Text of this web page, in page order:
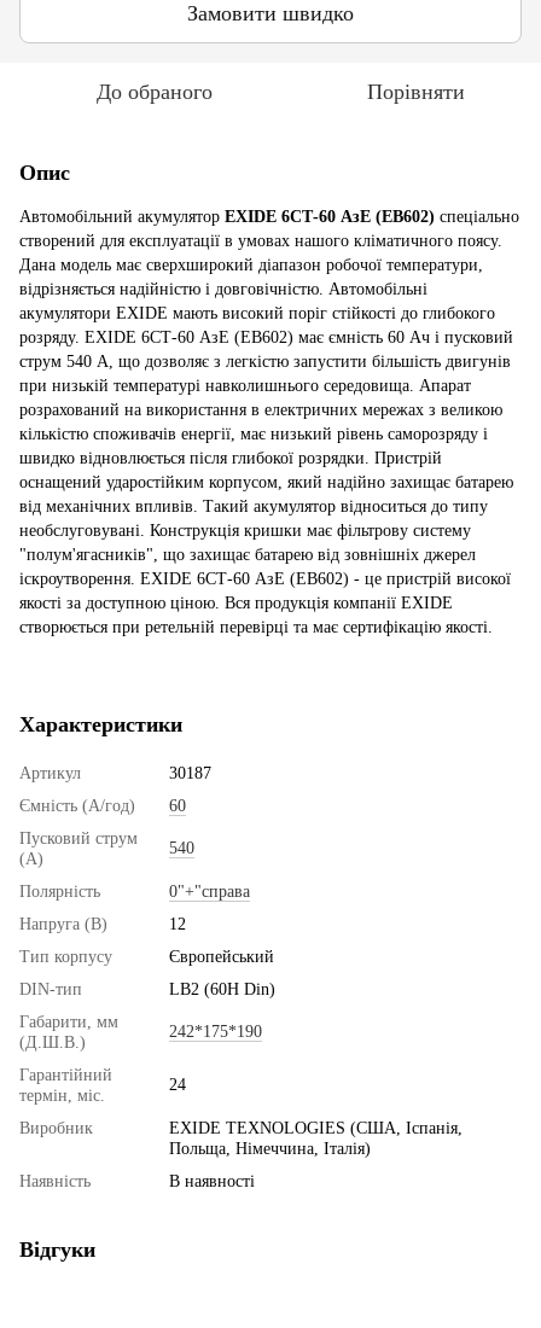
Замовити швидко
До обраного Порівняти
Опис
Автомобільний акумулятор EXIDE 6СТ-60 АзЕ (EB602) спеціально
створений для експлуатації в умовах нашого кліматичного поясу.
Дана модель має сверхширокий діапазон робочої температури,
відрізняється надійністю і довговічністю. Автомобільні
акумулятори EXIDE мають високий поріг стійкості до глибокого
розряду. EXIDE 6СТ-60 АзЕ (EB602) має ємність 60 Ач і пусковий
струм 540 А, що дозволяє з легкістю запустити більшість двигунів
при низькій температурі навколишнього середовища. Апарат
розрахований на використання в електричних мережах з великою
кількістю споживачів енергії, має низький рівень саморозряду і
швидко відновлюється після глибокої розрядки. Пристрій
оснащений ударостійким корпусом, який надійно захищає батарею
від механічних впливів. Такий акумулятор відноситься до типу
необслуговувані. Конструкція кришки має фільтрову систему
"полум'ягасників", що захищає батарею від зовнішніх джерел
іскроутворення. EXIDE 6СТ-60 АзЕ (EB602) - це пристрій високої
якості за доступною ціною. Вся продукція компанії EXIDE
створюється при ретельній перевірці та має сертифікацію якості.
Характеристики
Артикул
30187
Ємність (А/год)
60
Пусковий струм
(А)
540
Полярність
0"+"справа
Напруга (В)
12
Тип корпусу
Європейський
DIN-тип
LB2 (60H Din)
Габарити, мм
(Д.Ш.В.)
242*175*190
Гарантійний
термін, міс.
24
Виробник
EXIDE TEXNOLOGIES (США, Іспанія,
Польща, Німеччина, Італія)
Наявність
В наявності
Відгуки